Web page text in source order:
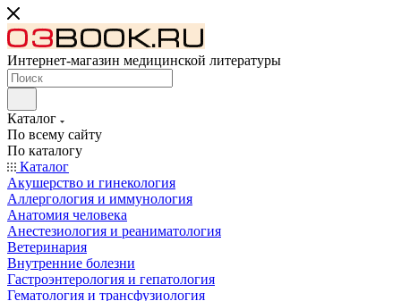
Интернет-магазин медицинской литературы
Каталог
По всему сайту
По каталогу
Каталог
Акушерство и гинекология
Аллергология и иммунология
Анатомия человека
Анестезиология и реаниматология
Ветеринария
Внутренние болезни
Гастроэнтерология и гепатология
Гематология и трансфузиология